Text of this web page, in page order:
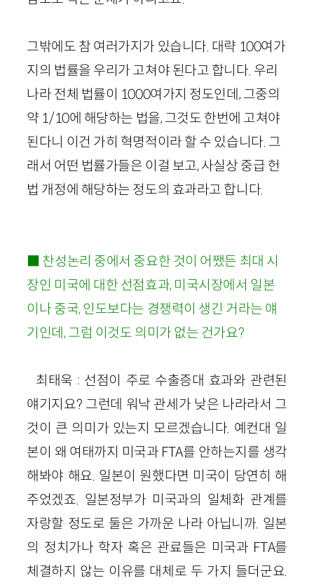
그밖에도 참 여러가지가 있습니다. 대략 100여가
지의 법률을 우리가 고쳐야 된다고 합니다. 우리
나라 전체 법률이 1000여가지 정도인데, 그중의
약 1/10에 해당하는 법을, 그것도 한번에 고쳐야
된다니 이건 가히 혁명적이라 할 수 있습니다. 그
래서 어떤 법률가들은 이걸 보고, 사실상 중급 헌
법 개정에 해당하는 정도의 효과라고 합니다.
■ 찬성논리 중에서 중요한 것이 어쨌든 최대 시
장인 미국에 대한 선점효과, 미국시장에서 일본
이나 중국, 인도보다는 경쟁력이 생긴 거라는 얘
기인데, 그럼 이것도 의미가 없는 건가요?
최태욱 : 선점이 주로 수출증대 효과와 관련된
얘기지요? 그런데 워낙 관세가 낮은 나라라서 그
것이 큰 의미가 있는지 모르겠습니다. 예컨대 일
본이 왜 여태까지 미국과 FTA를 안하는지를 생각
해봐야 해요. 일본이 원했다면 미국이 당연히 해
주었겠죠. 일본정부가 미국과의 일체화 관계를
자랑할 정도로 둘은 가까운 나라 아닙니까. 일본
의 정치가나 학자 혹은 관료들은 미국과 FTA를
체결하지 않는 이유를 대체로 두 가지 들더군요.